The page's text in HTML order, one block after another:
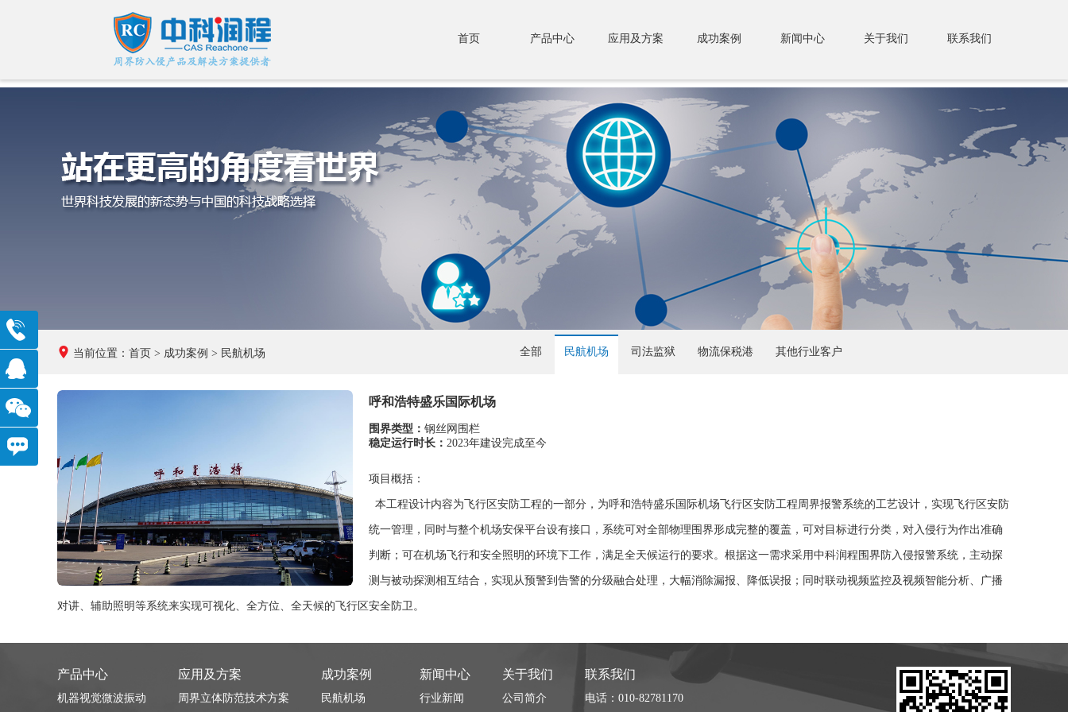
首页 产品中心 应用及方案 成功案例 新闻中心 关于我们 联系我们
当前位置： 首页 > 成功案例 > 民航机场 全部 民航机场 司法监狱 物流保税港 其他行业客户
呼和浩特盛乐国际机场
围界类型： 钢丝网围栏
稳定运行时长： 2023年建设完成至今
项目概括：
本工程设计内容为飞行区安防工程的一部分，为呼和浩特盛乐国际机场飞行区安防工程周界报警系统的工艺设计，实现飞行区安防
统一管理，同时与整个机场安保平台设有接口，系统可对全部物理围界形成完整的覆盖，可对目标进行分类，对入侵行为作出准确
判断；可在机场飞行和安全照明的环境下工作，满足全天候运行的要求。根据这一需求采用中科润程围界防入侵报警系统，主动探
测与被动探测相互结合，实现从预警到告警的分级融合处理，大幅消除漏报、降低误报；同时联动视频监控及视频智能分析、广播
对讲、辅助照明等系统来实现可视化、全方位、全天候的飞行区安全防卫。
产品中心
机器视觉微波振动
应用及方案
周界立体防范技术方案
成功案例
民航机场
新闻中心
行业新闻
关于我们
公司简介
联系我们
电话：010-82781170
010-
82781170
击在
线沟
动官